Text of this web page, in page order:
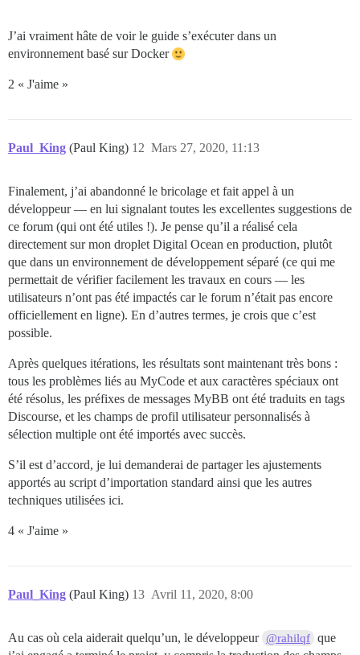
J’ai vraiment hâte de voir le guide s’exécuter dans un
environnement basé sur Docker
2 « J'aime »
Paul_King (Paul King) Mars 27, 2020, 11:13
12
Finalement, j’ai abandonné le bricolage et fait appel à un
développeur — en lui signalant toutes les excellentes suggestions de
ce forum (qui ont été utiles !). Je pense qu’il a réalisé cela
directement sur mon droplet Digital Ocean en production, plutôt
que dans un environnement de développement séparé (ce qui me
permettait de vérifier facilement les travaux en cours — les
utilisateurs n’ont pas été impactés car le forum n’était pas encore
officiellement en ligne). En d’autres termes, je crois que c’est
possible.
Après quelques itérations, les résultats sont maintenant très bons :
tous les problèmes liés au MyCode et aux caractères spéciaux ont
été résolus, les préfixes de messages MyBB ont été traduits en tags
Discourse, et les champs de profil utilisateur personnalisés à
sélection multiple ont été importés avec succès.
S’il est d’accord, je lui demanderai de partager les ajustements
apportés au script d’importation standard ainsi que les autres
techniques utilisées ici.
4 « J'aime »
Paul_King (Paul King) Avril 11, 2020, 8:00
13
Au cas où cela aiderait quelqu’un, le développeur @rahilqf que